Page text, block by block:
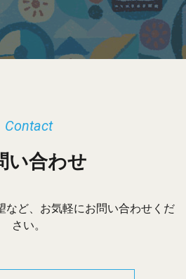
い合わせ
Contact
など、お気軽にお問い合わせくだ
さい。